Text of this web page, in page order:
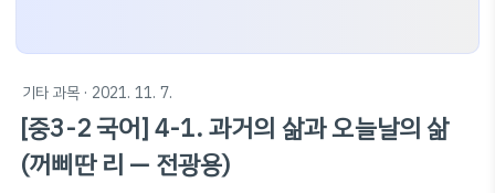
기타 과목 · 2021. 11. 7.
[중3-2 국어] 4-1. 과거의 삶과 오늘날의 삶
(꺼삐딴 리 — 전광용)